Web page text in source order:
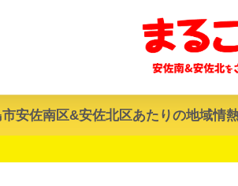
安佐南区&安佐北区あたりの地域情